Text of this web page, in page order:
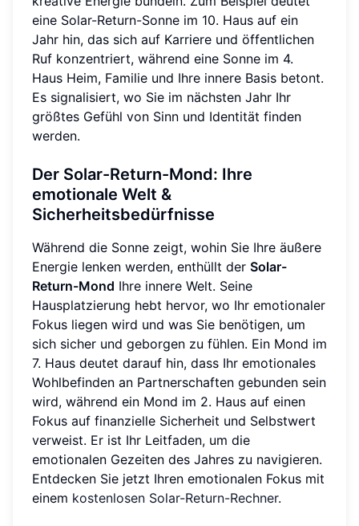
eine Solar-Return-Sonne im 10. Haus auf ein
Jahr hin, das sich auf Karriere und öffentlichen
Ruf konzentriert, während eine Sonne im 4.
Haus Heim, Familie und Ihre innere Basis betont.
Es signalisiert, wo Sie im nächsten Jahr Ihr
größtes Gefühl von Sinn und Identität finden
werden.
Der Solar-Return-Mond: Ihre
emotionale Welt &
Sicherheitsbedürfnisse
Während die Sonne zeigt, wohin Sie Ihre äußere
Energie lenken werden, enthüllt der Solar-
Return-Mond Ihre innere Welt. Seine
Hausplatzierung hebt hervor, wo Ihr emotionaler
Fokus liegen wird und was Sie benötigen, um
sich sicher und geborgen zu fühlen. Ein Mond im
7. Haus deutet darauf hin, dass Ihr emotionales
Wohlbefinden an Partnerschaften gebunden sein
wird, während ein Mond im 2. Haus auf einen
Fokus auf finanzielle Sicherheit und Selbstwert
verweist. Er ist Ihr Leitfaden, um die
emotionalen Gezeiten des Jahres zu navigieren.
Entdecken Sie jetzt Ihren emotionalen Fokus mit
einem kostenlosen Solar-Return-Rechner.